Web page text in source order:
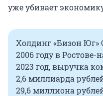
уже убивает
Холдинг «Бизон Юг»
2006 году в
2023 год, выручка
2,6 миллиарда
29,6 миллиона